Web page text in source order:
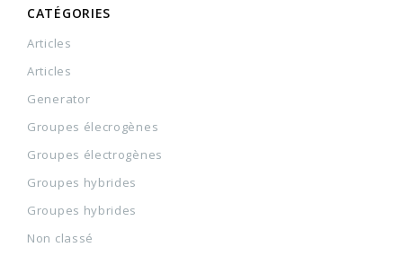
CATÉGORIES
Articles
Articles
Generator
Groupes élecrogènes
Groupes électrogènes
Groupes hybrides
Groupes hybrides
Non classé